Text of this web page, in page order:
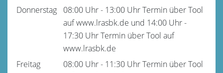
Donnerstag
08:00 Uhr- 13:00 UhrTermin über Tool
auf www.lrasbk.de und 14:00 Uhr-
17:30 UhrTermin über Tool auf
www.lrasbk.de
Freitag
08:00 Uhr- 11:30 UhrTermin über Tool